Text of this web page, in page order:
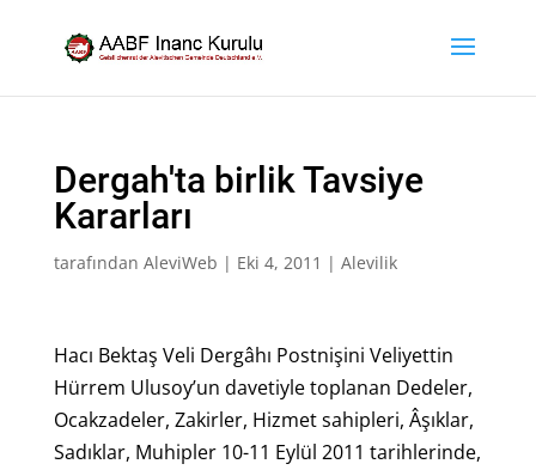
Dergah'ta birlik Tavsiye
Kararları
tarafından AleviWeb | Eki 4, 2011 | Alevilik
Hacı Bektaş Veli Dergâhı Postnişini Veliyettin
Hürrem Ulusoy’un davetiyle toplanan Dedeler,
Ocakzadeler, Zakirler, Hizmet sahipleri, Âşıklar,
Sadıklar, Muhipler 10-11 Eylül 2011 tarihlerinde,